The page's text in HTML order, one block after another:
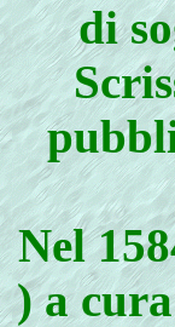
di
Nel
) a